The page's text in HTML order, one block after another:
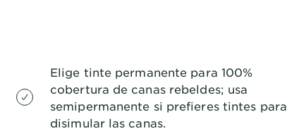
Elige tinte permanente para 100%
cobertura de canas rebeldes; usa
semipermanente si prefieres tintes para
disimular las canas.